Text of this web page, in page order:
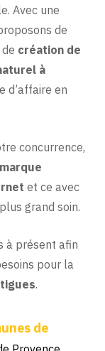
Avec une
de
création de
à
d’affaire en
concurrence,
et ce avec
grand soin.
à présent afin
pour la
.